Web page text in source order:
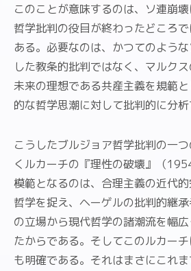
このことが意味するのは、ソ連崩
哲学批判の役目が終わったどころ
ある。必要なのは、かつてのよう
した教条的批判ではなく、マルク
未来の理想である共産主義を規範
的な哲学思潮に対して批判的に分析
こうしたブルジョア哲学批判の一
くルカーチの『理性の破壊』（
模範となるのは、合理主義の近代
哲学を捉え、ヘーゲルの批判的継
の立場から現代哲学の諸潮流を幅
たからである。そしてこのルカー
も明確である。それはまさにこれ